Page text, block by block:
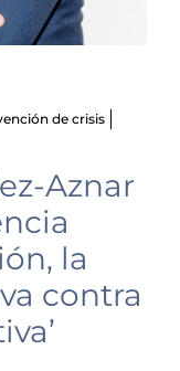
de crisis
Aznar
la
contra